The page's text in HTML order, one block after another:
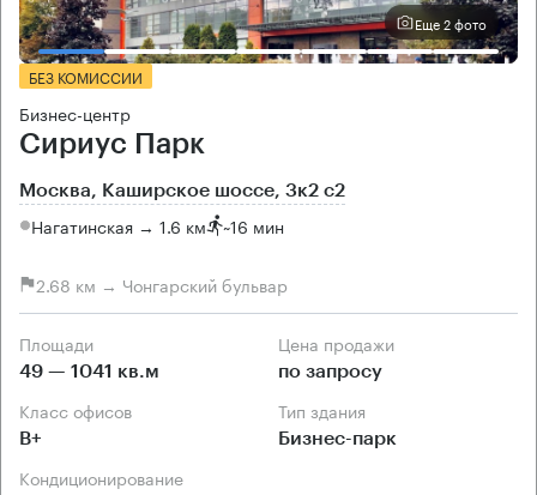
Еще 2 фото
БЕЗ КОМИССИИ
Бизнес-центр
Сириус Парк
Москва, Каширское шоссе, 3к2 с2
Нагатинская → 1.6 км ~16 мин
2.68 км → Чонгарский бульвар
Площади
49 — 1041 кв.м
Цена продажи
по запросу
Класс офисов
B+
Тип здания
Бизнес-парк
Кондиционирование